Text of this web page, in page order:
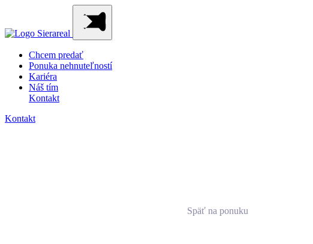
Chcem predať
Ponuka nehnuteľností
Kariéra
Náš tím
Kontakt
Kontakt
Späť na ponuku